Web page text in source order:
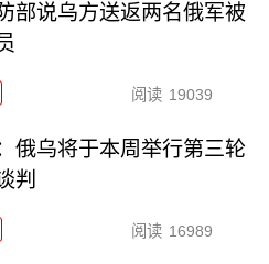
部说乌方送返两名俄军被
阅读 19039
俄乌将于本周举行第三轮
判
阅读 16989